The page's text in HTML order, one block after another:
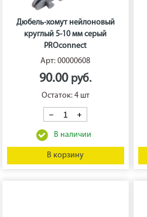
Дюбель-хомут нейлоновый
круглый 5-10 мм серый
PROconnect
Арт: 00000608
90.00
Остаток: 4 шт
В корзину